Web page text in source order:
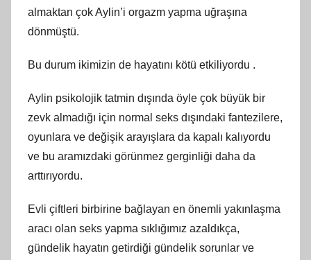
almaktan çok Aylin’i orgazm yapma uğraşına
dönmüştü.
Bu durum ikimizin de hayatını kötü etkiliyordu .
Aylin psikolojik tatmin dışında öyle çok büyük bir
zevk almadığı için normal seks dışındaki fantezilere,
oyunlara ve değişik arayışlara da kapalı kalıyordu
ve bu aramızdaki görünmez gerginliği daha da
arttırıyordu.
Evli çiftleri birbirine bağlayan en önemli yakınlaşma
aracı olan seks yapma sıklığımız azaldıkça,
gündelik hayatın getirdiği gündelik sorunlar ve